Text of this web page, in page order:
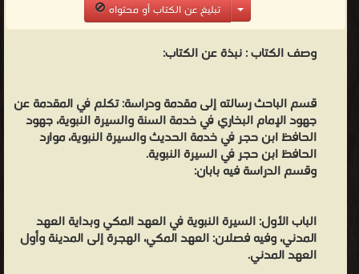
تبليغ عن الكتاب أو محتواه
وصف الكتاب :نبذة عن الكتاب:
قسم الباحث رسالته إلى مقدمة ودراسة: تكلم في المقدمة عن
جهود الإمام البخاري في خدمة السنة والسيرة النبوية، جهود
الحافظ ابن حجر في خدمة الحديث والسيرة النبوية، موارد
الحافظ ابن حجر في السيرة النبوية.
وقسم الدراسة فيه بابان:
الباب الأول: السيرة النبوية في العهد المكي وبداية العهد
المدني، وفيه فصلان: العهد المكي، الهجرة إلى المدينة وأول
العهد المدني.